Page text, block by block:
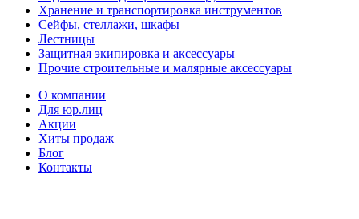
Хранение и транспортировка инструментов
Сейфы, стеллажи, шкафы
Лестницы
Защитная экипировка и аксессуары
Прочие строительные и малярные аксессуары
О компании
Для юр.лиц
Акции
Хиты продаж
Блог
Контакты